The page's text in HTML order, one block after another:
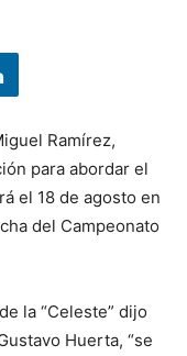
Ramírez,
para abordar el
el 18 de agosto en
del Campeonato
la “Celeste” dijo
Huerta, “se